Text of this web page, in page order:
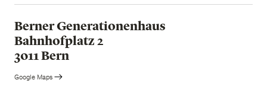
Berner Generationenhaus
Bahnhofplatz 2
3011 Bern
Google Maps